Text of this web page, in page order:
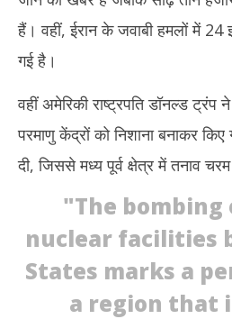
हैं। वहीं, ईरान के जवाबी हमलों में 24
गई है।
वहीं अमेरिकी राष्ट्रपति डॉनल्ड ट्रंप
परमाणु केंद्रों को निशाना बनाकर
दी, जिससे मध्य पूर्व क्षेत्र में तनाव
"The bombing
nuclear facilities
States marks a
a region that